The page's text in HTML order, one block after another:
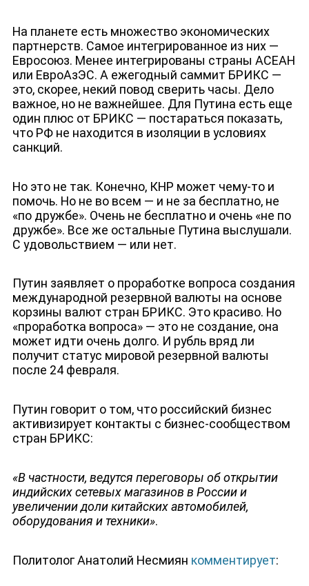
ЮТУБ-КАНАЛ
На планете есть множество экономических
партнерств. Самое интегрированное из них —
Евросоюз. Менее интегрированы страны АСЕАН
или ЕвроАзЭС. А ежегодный саммит БРИКС —
это, скорее, некий повод сверить часы. Дело
важное, но не важнейшее. Для Путина есть еще
один плюс от БРИКС — постараться показать,
что РФ не находится в изоляции в условиях
санкций.
Но это не так. Конечно, КНР может чему-то и
помочь. Но не во всем — и не за бесплатно, не
«по дружбе». Очень не бесплатно и очень «не по
дружбе». Все же остальные Путина выслушали.
С удовольствием — или нет.
Путин заявляет о проработке вопроса создания
международной резервной валюты на основе
корзины валют стран БРИКС. Это красиво. Но
«проработка вопроса» — это не создание, она
может идти очень долго. И рубль вряд ли
получит статус мировой резервной валюты
после 24 февраля.
Путин говорит о том, что российский бизнес
активизирует контакты с бизнес-сообществом
стран БРИКС:
«В частности, ведутся переговоры об открытии
индийских сетевых магазинов в России и
увеличении доли китайских автомобилей,
оборудования и техники».
Политолог Анатолий Несмиян комментирует: